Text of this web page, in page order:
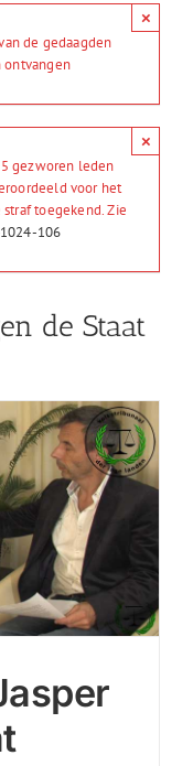
de gedaagden
×
gezworen leden
voor het
toegekend. Zie
106
×
de Staat